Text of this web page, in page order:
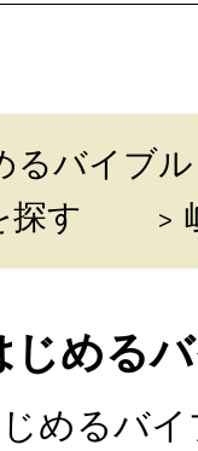
るバイブル
探す
じめる
じめるバ